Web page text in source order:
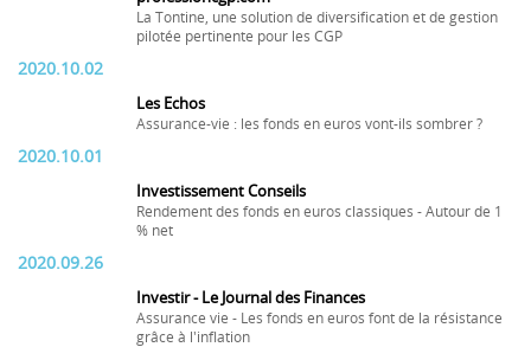
La Tontine, une solution de diversification et de gestion
pilotée pertinente pour les CGP
2020.10.02
Les Echos
Assurance-vie : les fonds en euros vont-ils sombrer ?
2020.10.01
Investissement Conseils
Rendement des fonds en euros classiques - Autour de 1
% net
2020.09.26
Investir - Le Journal des Finances
Assurance vie - Les fonds en euros font de la résistance
grâce à l'inflation